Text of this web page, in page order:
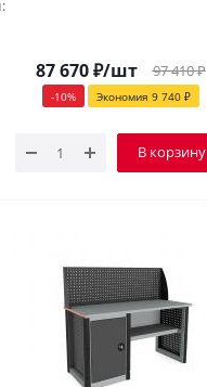
87 670₽/шт 97 410₽
-10% Экономия 9 740₽
В корзину